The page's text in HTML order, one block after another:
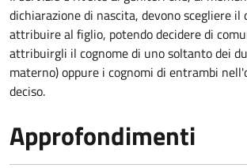
dichiarazione di nascita, devono scegliere il
attribuire al figlio, potendo decidere di
attribuirgli il cognome di uno soltanto dei
materno) oppure i cognomi di entrambi
deciso.
Approfondimenti